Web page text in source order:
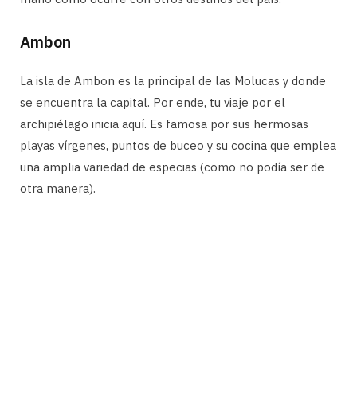
Ambon
La isla de Ambon es la principal de las Molucas y donde
se encuentra la capital. Por ende, tu viaje por el
archipiélago inicia aquí. Es famosa por sus hermosas
playas vírgenes, puntos de buceo y su cocina que emplea
una amplia variedad de especias (como no podía ser de
otra manera).